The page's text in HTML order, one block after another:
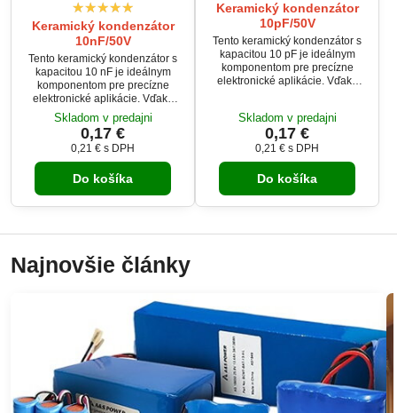
Keramický kondenzátor
10nF/50V
Tento keramický kondenzátor s
kapacitou 10 nF je ideálnym
komponentom pre precízne
elektronické aplikácie. Vďaka
pracovnému teplotnému rozsahu
-25 až 85 °C ponúka
spoľahlivosť aj v náročnejších
podmienkach.
Skladom v predajni
0,17 €
0,21 € s DPH
Do košíka
Keramický kondenzátor
10pF/50V
Tento keramický kondenzátor s
kapacitou 10 pF je ideálnym
komponentom pre precízne
elektronické aplikácie. Vďaka
spoľahlivosť aj v náročnejších
podmienkach. Čítajte viac
Skladom v predajni
0,17 €
0,21 € s DPH
Do košíka
Najnovšie články